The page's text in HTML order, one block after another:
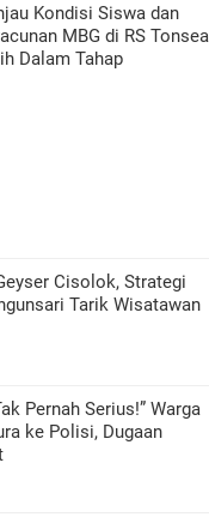
Kondisi Siswa dan
MBG di RS Tonsea
Dalam Tahap
Cisolok, Strategi
Tarik Wisatawan
Pernah Serius!” Warga
ke Polisi, Dugaan